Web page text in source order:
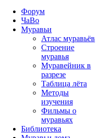
Форум
ЧаВо
Муравьи
Атлас муравьёв
Строение
муравья
Муравейник в
разрезе
Таблица лёта
Методы
изучения
Фильмы о
муравьях
Библиотека